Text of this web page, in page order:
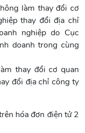
làm thay đổi cơ
thay đổi địa chỉ
nghiệp do Cục
doanh trong cùng
thay đổi cơ quan
đổi địa chỉ công ty
hóa đơn điện tử 2